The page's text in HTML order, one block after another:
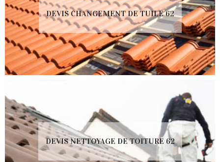
DEVIS CHANGEMENT DE TUILE 62
DEVIS NETTOYAGE DE TOITURE 62